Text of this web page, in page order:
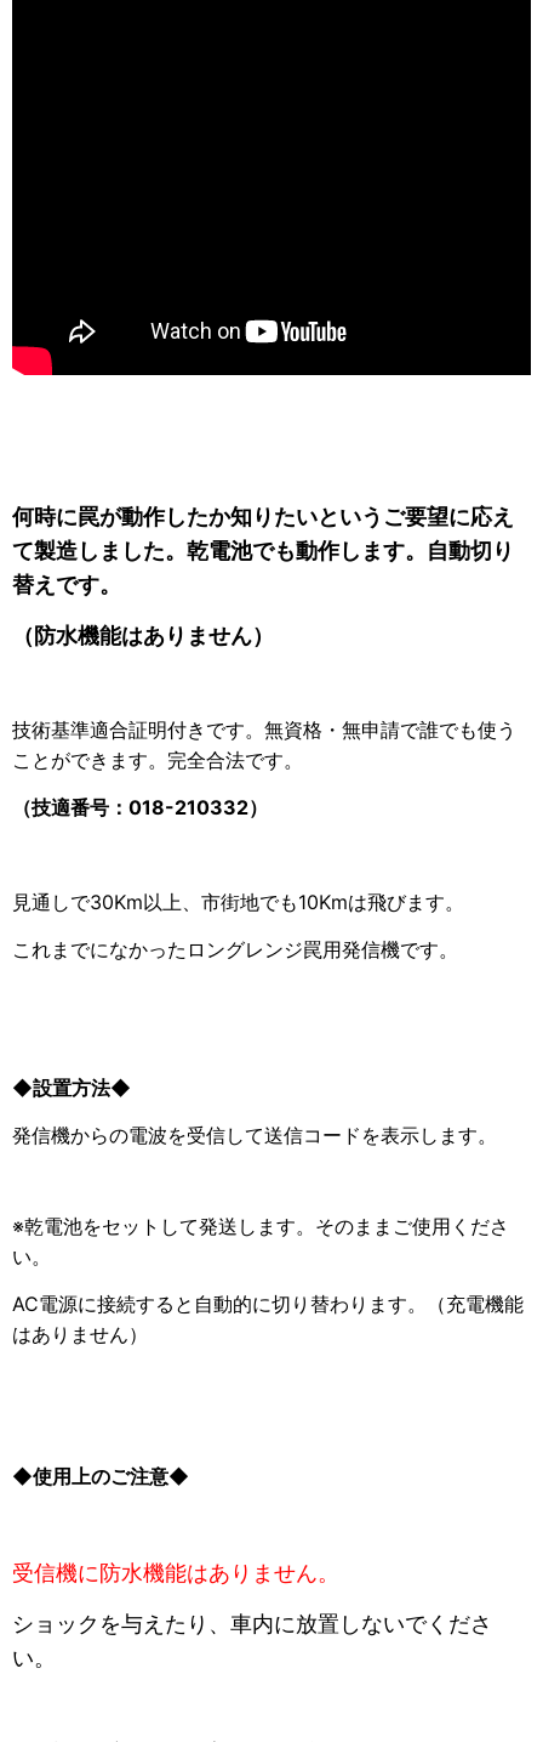
何時に罠が動作したか知りたいというご要望に応え
て製造しました。乾電池でも動作します。自動切り
替えです。
（防水機能はありません）
技術基準適合証明付きです。無資格・無申請で誰でも使う
ことができます。完全合法です。
（技適番号：018-210332）
見通しで30Km以上、市街地でも10Kmは飛びます。
これまでになかったロングレンジ罠用発信機です。
◆設置方法◆
発信機からの電波を受信して送信コードを表示します。
※乾電池をセットして発送します。そのままご使用くださ
い。
AC電源に接続すると自動的に切り替わります。（充電機能
はありません）
◆使用上のご注意◆
受信機に防水機能はありません。
ショックを与えたり、車内に放置しないでくださ
い。